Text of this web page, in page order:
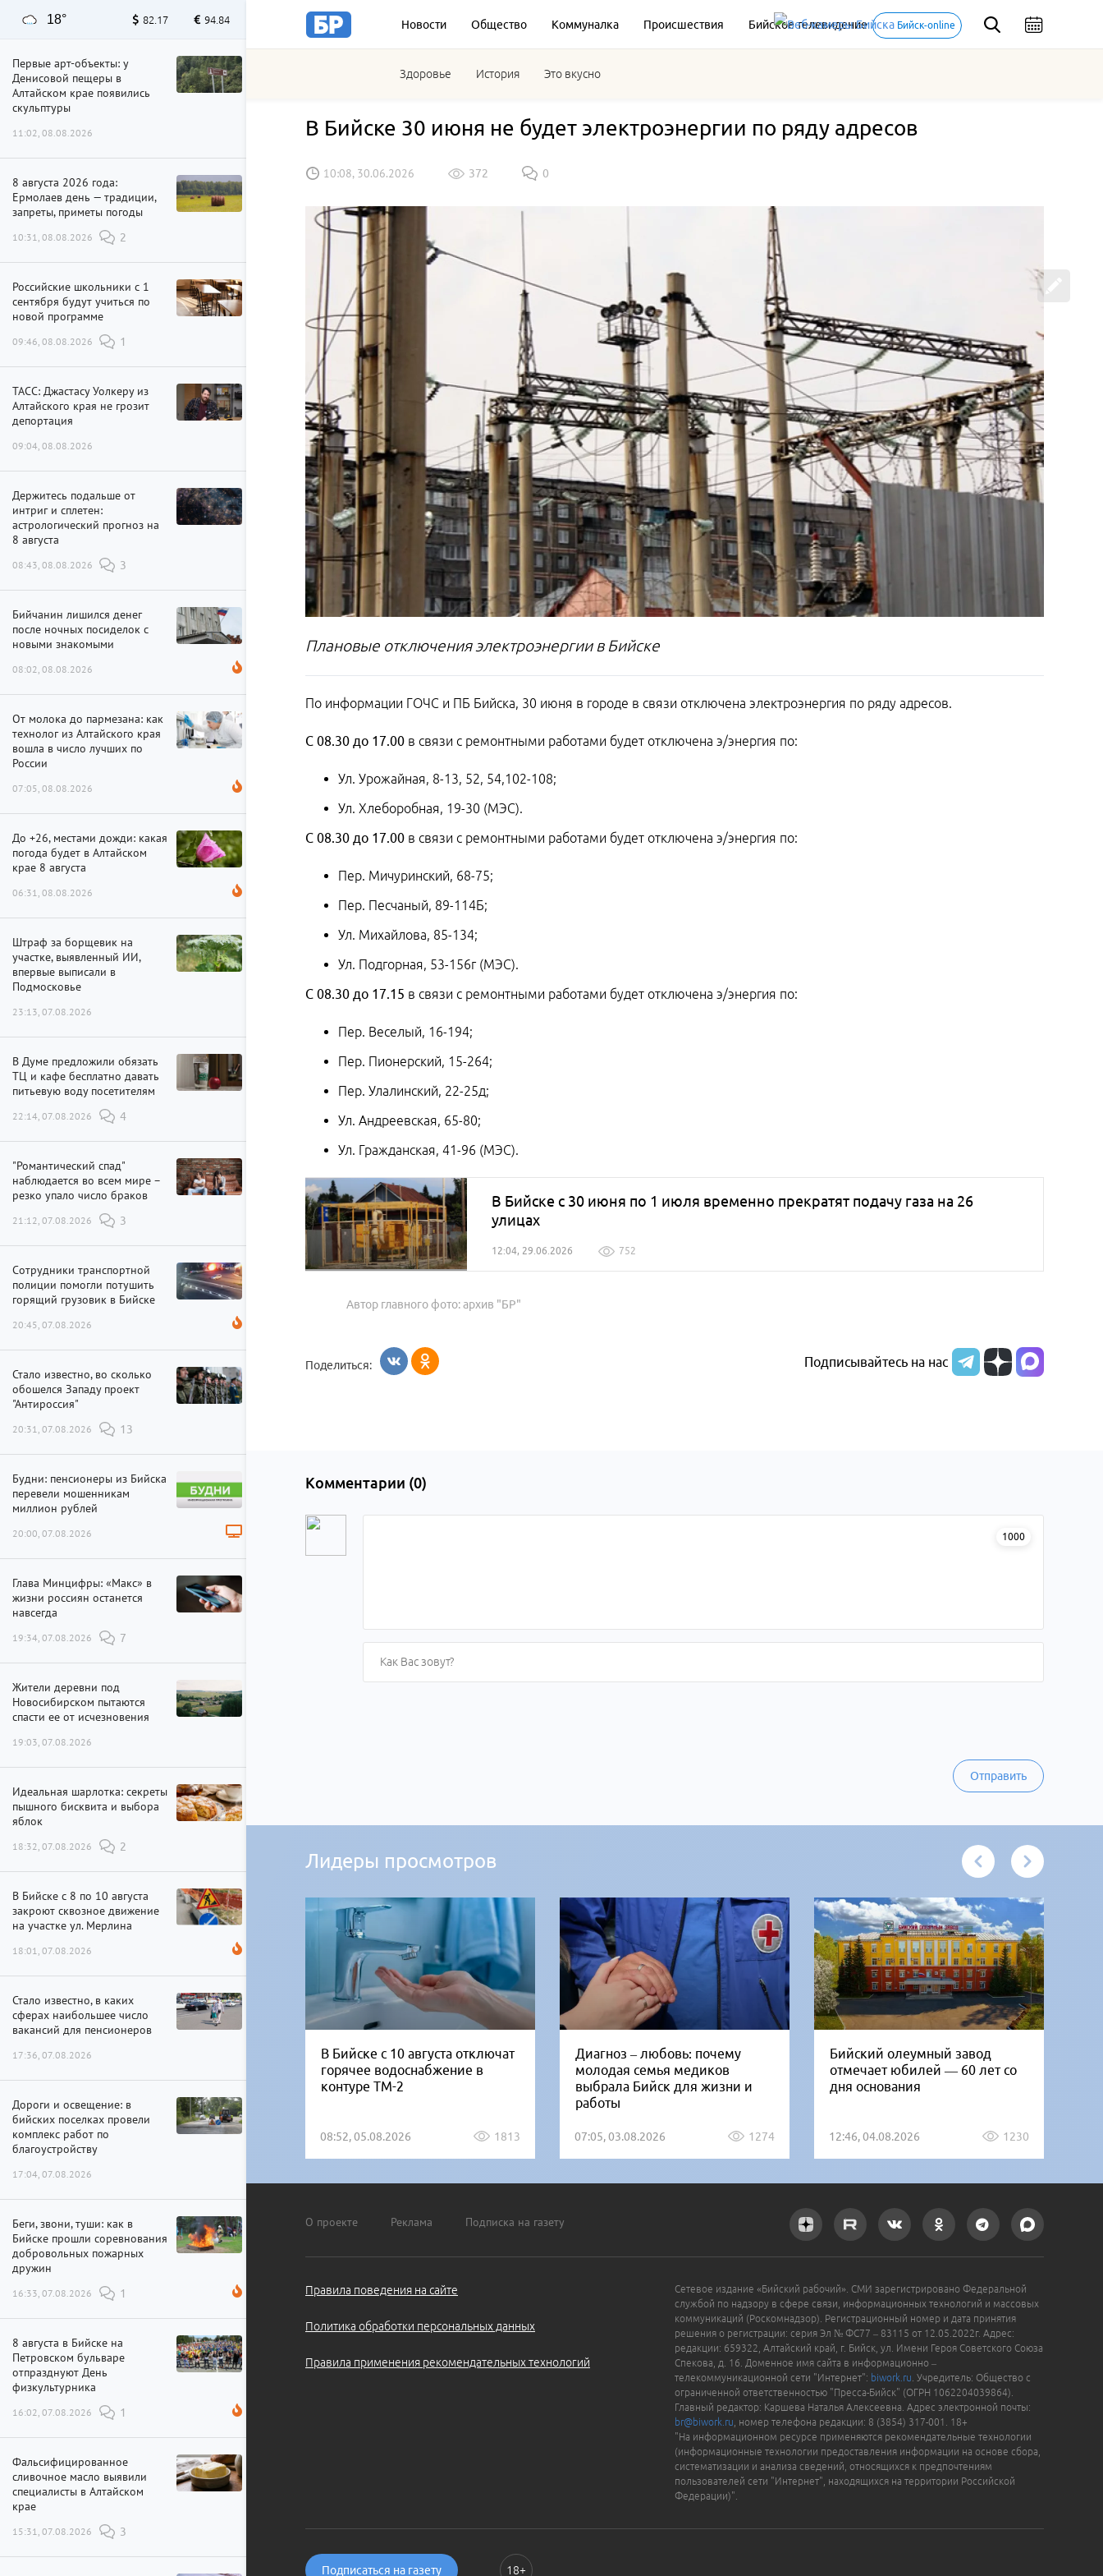
Новости Общество Коммуналка Происшествия Бийское телевидение Бийск-online
Здоровье История Это вкусно
18° 82.17 94.84
Первые арт-объекты: у
Денисовой пещеры в
Алтайском крае появились
скульптуры
11:02, 08.08.2026
8 августа 2026 года:
Ермолаев день — традиции,
запреты, приметы погоды
10:31, 08.08.2026 2
Российские школьники с 1
сентября будут учиться по
новой программе
09:46, 08.08.2026 1
ТАСС: Джастасу Уолкеру из
Алтайского края не грозит
депортация
09:04, 08.08.2026
Держитесь подальше от
интриг и сплетен:
астрологический прогноз на
8 августа
08:43, 08.08.2026 3
Бийчанин лишился денег
после ночных посиделок с
новыми знакомыми
08:02, 08.08.2026
От молока до пармезана: как
технолог из Алтайского края
вошла в число лучших по
России
07:05, 08.08.2026
До +26, местами дожди: какая
погода будет в Алтайском
крае 8 августа
06:31, 08.08.2026
Штраф за борщевик на
участке, выявленный ИИ,
впервые выписали в
Подмосковье
23:13, 07.08.2026
В Думе предложили обязать
ТЦ и кафе бесплатно давать
питьевую воду посетителям
22:14, 07.08.2026 4
"Романтический спад"
наблюдается во всем мире –
резко упало число браков
21:12, 07.08.2026 3
Сотрудники транспортной
полиции помогли потушить
горящий грузовик в Бийске
20:45, 07.08.2026
Стало известно, во сколько
обошелся Западу проект
"Антироссия"
20:31, 07.08.2026 13
Будни: пенсионеры из Бийска
перевели мошенникам
миллион рублей
20:00, 07.08.2026
Глава Минцифры: «Макс» в
жизни россиян останется
навсегда
19:34, 07.08.2026 7
Жители деревни под
Новосибирском пытаются
спасти ее от исчезновения
19:03, 07.08.2026
Идеальная шарлотка: секреты
пышного бисквита и выбора
яблок
18:32, 07.08.2026 2
В Бийске с 8 по 10 августа
закроют сквозное движение
на участке ул. Мерлина
18:01, 07.08.2026
Стало известно, в каких
сферах наибольшее число
вакансий для пенсионеров
17:36, 07.08.2026
Дороги и освещение: в
бийских поселках провели
комплекс работ по
благоустройству
17:04, 07.08.2026
Беги, звони, туши: как в
Бийске прошли соревнования
добровольных пожарных
дружин
16:33, 07.08.2026 1
8 августа в Бийске на
Петровском бульваре
отпразднуют День
физкультурника
16:02, 07.08.2026 1
Фальсифицированное
сливочное масло выявили
специалисты в Алтайском
крае
15:31, 07.08.2026 3
В Бийске 30 июня не будет электроэнергии по ряду адресов
10:08, 30.06.2026 372 0
Плановые отключения электроэнергии в Бийске
По информации ГОЧС и ПБ Бийска, 30 июня в городе в связи отключена электроэнергия по ряду адресов.
С 08.30 до 17.00 в связи с ремонтными работами будет отключена э/энергия по:
Ул. Урожайная, 8-13, 52, 54,102-108;
Ул. Хлеборобная, 19-30 (МЭС).
С 08.30 до 17.00 в связи с ремонтными работами будет отключена э/энергия по:
Пер. Мичуринский, 68-75;
Пер. Песчаный, 89-114Б;
Ул. Михайлова, 85-134;
Ул. Подгорная, 53-156г (МЭС).
С 08.30 до 17.15 в связи с ремонтными работами будет отключена э/энергия по:
Пер. Веселый, 16-194;
Пер. Пионерский, 15-264;
Пер. Улалинский, 22-25д;
Ул. Андреевская, 65-80;
Ул. Гражданская, 41-96 (МЭС).
В Бийске с 30 июня по 1 июля временно прекратят подачу газа на 26
улицах
12:04, 29.06.2026 752
Автор главного фото: архив "БР"
Поделиться: Подписывайтесь на нас
Комментарии (0)
1000
Отправить
Лидеры просмотров
В Бийске с 10 августа отключат
горячее водоснабжение в
контуре ТМ-2
08:52, 05.08.2026 1813
Диагноз – любовь: почему
молодая семья медиков
выбрала Бийск для жизни и
работы
07:05, 03.08.2026 1274
Бийский олеумный завод
отмечает юбилей — 60 лет со
дня основания
12:46, 04.08.2026 1230
О проекте Реклама Подписка на газету
Правила поведения на сайте
Политика обработки персональных данных
Правила применения рекомендательных технологий
Сетевое издание «Бийский рабочий». СМИ зарегистрировано Федеральной
службой по надзору в сфере связи, информационных технологий и массовых
коммуникаций (Роскомнадзор). Регистрационный номер и дата принятия
решения о регистрации: серия Эл № ФС77 – 83115 от 12.05.2022г. Адрес:
редакции: 659322, Алтайский край, г. Бийск, ул. Имени Героя Советского Союза
Спекова, д. 16. Доменное имя сайта в информационно –
телекоммуникационной сети "Интернет": biwork.ru . Учредитель: Общество с
ограниченной ответственностью "Пресса-Бийск" (ОГРН 1062204039864).
Главный редактор: Каршева Наталья Алексеевна. Адрес электронной почты:
br@biwork.ru , номер телефона редакции: 8 (3854) 317-001. 18+
"На информационном ресурсе применяются рекомендательные технологии
(информационные технологии предоставления информации на основе сбора,
систематизации и анализа сведений, относящихся к предпочтениям
пользователей сети "Интернет", находящихся на территории Российской
Федерации)".
Подписаться на газету 18+